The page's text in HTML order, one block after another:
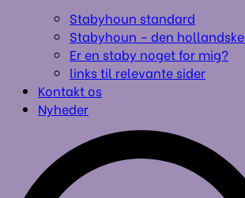
Stabyhoun standard
Stabyhoun – den
Er en staby noget for mig?
links til relevante sider
Kontakt os
Nyheder